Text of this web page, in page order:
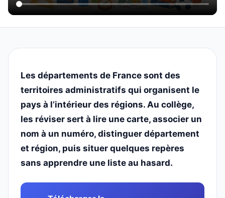
Les départements de France sont des
territoires administratifs qui organisent le
pays à l’intérieur des régions. Au collège,
les réviser sert à lire une carte, associer un
nom à un numéro, distinguer département
et région, puis situer quelques repères
sans apprendre une liste au hasard.